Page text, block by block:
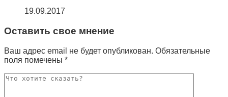
19.09.2017
Оставить свое мнение
Ваш адрес email не будет опубликован. Обязательные
поля помечены *